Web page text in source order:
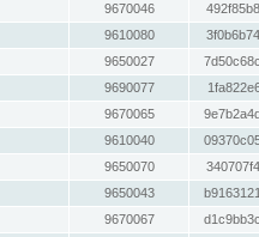
9670046
9610080
9650027
9690077
9670065
9610040
9650070
9650043
9670067